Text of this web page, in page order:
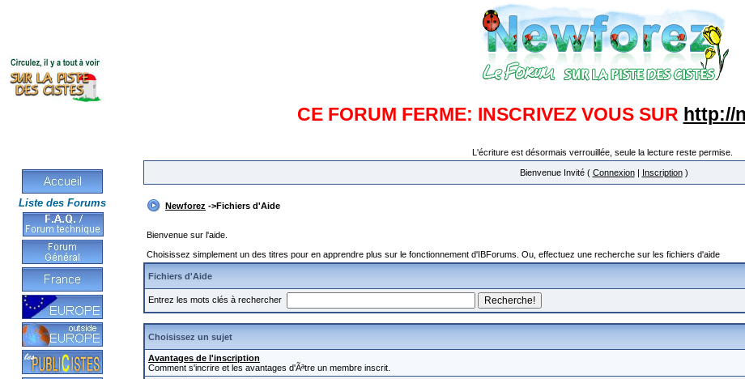
CE FORUM FERME: INSCRIVEZ VOUS SUR http://
L'écriture est désormais verrouillée, seule la lecture reste permise.
Liste des Forums
Bienvenue Invité ( Connexion| Inscription)
Newforez ->Fichiers d'Aide
Bienvenue sur l'aide.
Choisissez simplement un des titres pour en apprendre plus sur le fonctionnement d'IBForums. Ou, effectuez une recherche sur les fichiers d'aide
Fichiers d'Aide
Entrez les mots clés à rechercher
Choisissez un sujet
Avantages de l'inscription
Comment s'incrire et les avantages d'Ãªtre un membre inscrit.